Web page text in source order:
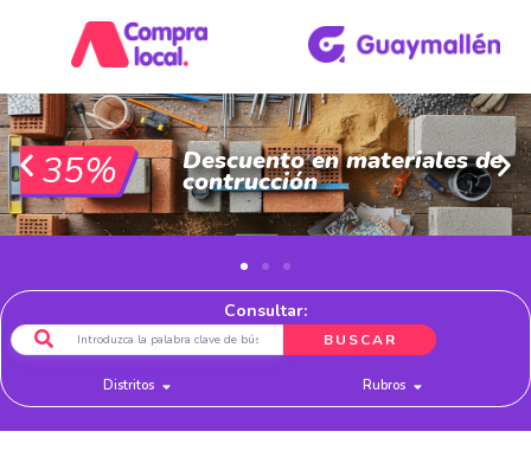
35% Descuento en materiales de
contrucción
Consultar:
BUSCAR
Distritos Rubros